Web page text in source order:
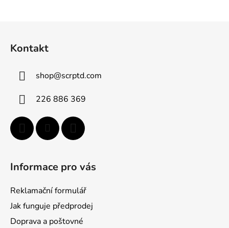
Kontakt
shop@scrptd.com
226 886 369
Informace pro vás
Reklamační formulář
Jak funguje předprodej
Doprava a poštovné